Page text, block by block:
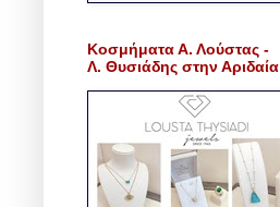
Κοσμήματα Α. Λούστας -
Λ. Θυσιάδης στην Αριδαία